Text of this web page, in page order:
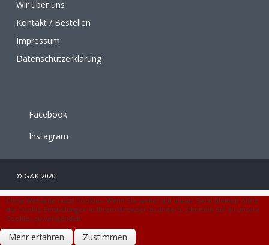
Wir über uns
Kontakt / Bestellen
Impressum
Datenschutzerklärung
Facebook
Instagram
© G&K 2020
Diese Webseite nutzt Cookies. Wenn Sie weiter auf dieser Seite bleiben ohne
die Cookie-Einstellungen in Ihrem Browser zu ändern, stimmen Sie zu unsere
Cookies zu verwenden.
Mehr erfahren Zustimmen